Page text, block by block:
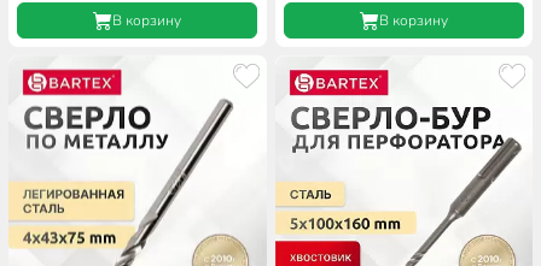
В корзину В корзину